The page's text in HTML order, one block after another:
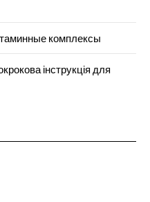
комплексы
інструкція для